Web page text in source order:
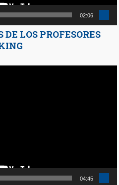
02:06
LOS PROFESORES
04:45